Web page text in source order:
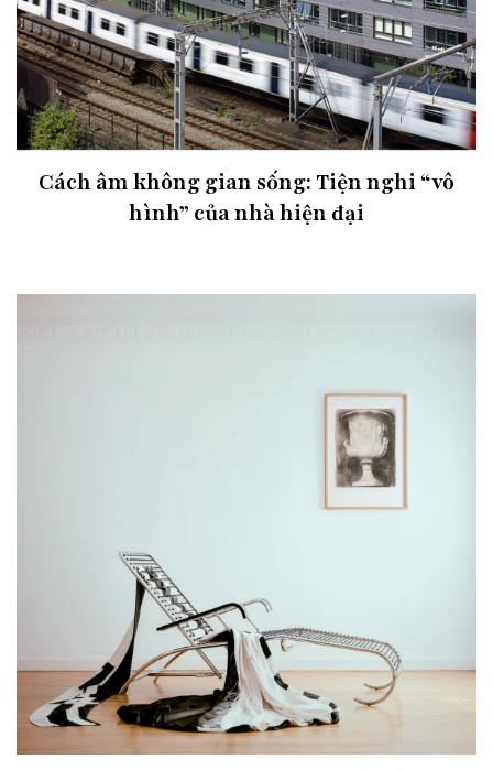
Cách âm không gian sống: Tiện nghi “vô
hình” của nhà hiện đại